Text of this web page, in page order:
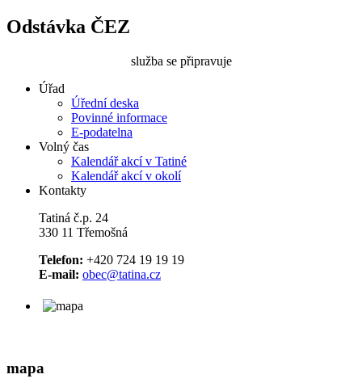
Odstávka ČEZ
služba se připravuje
Úřad
Úřední deska
Povinné informace
E-podatelna
Volný čas
Kalendář akcí v Tatiné
Kalendář akcí v okolí
Kontakty
Tatiná č.p. 24
330 11 Třemošná
Telefon: +420 724 19 19 19
E-mail: obec@tatina.cz
mapa